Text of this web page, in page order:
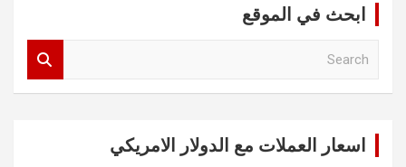
ابحث في الموقع
اسعار العملات مع الدولار الامريكي